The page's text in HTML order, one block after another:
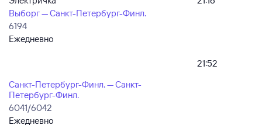
Выборг — Санкт-Петербург-Финл.
6194
Ежедневно
Санкт-Петербург-Финл. — Санкт-
Петербург-Финл.
6041/6042
Ежедневно
21:52